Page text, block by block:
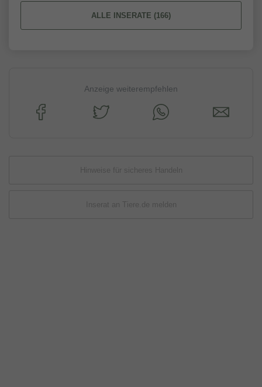
ALLE INSERATE (166)
Anzeige weiterempfehlen
Hinweise für sicheres Handeln
Inserat an Tiere.de melden